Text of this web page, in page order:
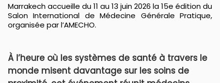
Marrakech accueille du 11 au 13 juin 2026 la 15e édition du
Salon International de Médecine Générale Pratique,
organisée par l’AMECHO.
À l’heure où les systèmes de santé à travers le
monde misent davantage sur les soins de